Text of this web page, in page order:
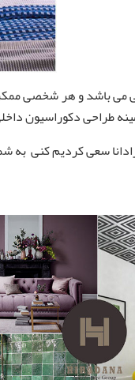
باشد و هر شخصی ممکن
طراحی دکوراسیون
سعی کردیم کنی به